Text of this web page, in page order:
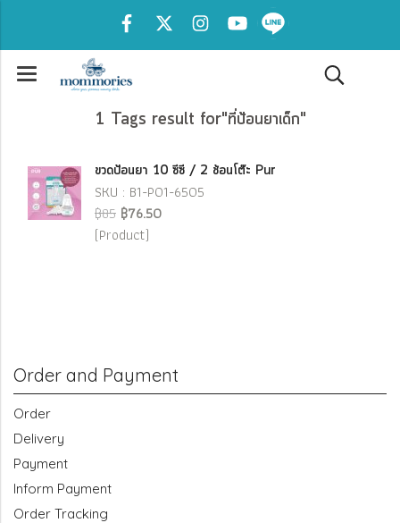
1 Tags result for"ที่ป้อนยาเด็ก"
ขวดป้อนยา 10 ซีซี / 2 ช้อนโต๊ะ Pur
SKU : B1-P01-6505
฿85 ฿76.50
(Product)
Order and Payment
Order
Delivery
Payment
Inform Payment
Order Tracking